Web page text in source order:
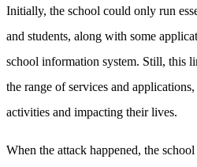
Initially, the school could only run
and students, along with some
school information system. Still, this
the range of services and
activities and impacting their lives.
When the attack happened, the